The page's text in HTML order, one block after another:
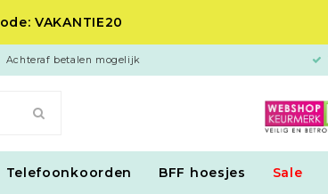
VAKANTIE20
Achteraf betalen mogelijk
Telefoonkoorden BFF hoesjes Sale